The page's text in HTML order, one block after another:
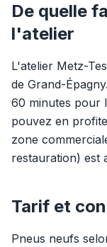
De quelle
l'atelier
L'atelier Metz-
de Grand-
60 minutes pour
pouvez en
zone
restauration) est
Tarif et
Pneus neufs